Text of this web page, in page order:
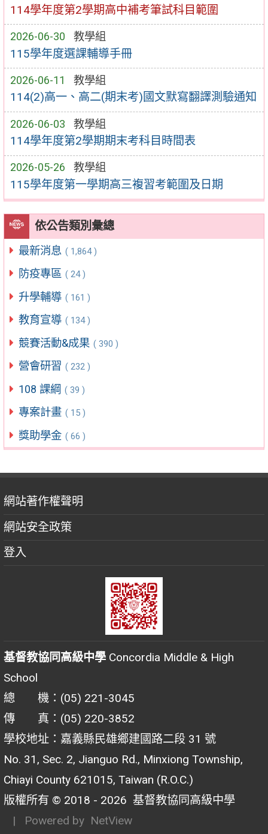
114學年度第2學期高中補考筆試科目範圍
2026-06-30 教學組
115學年度選課輔導手冊
2026-06-11 教學組
114(2)高一、高二(期末考)國文默寫翻譯測驗通知
2026-06-03 教學組
114學年度第2學期期末考科目時間表
2026-05-26 教學組
115學年度第一學期高三複習考範圍及日期
依公告類別彙總
最新消息 ( 1,864 )
防疫專區 ( 24 )
升學輔導 ( 161 )
教育宣導 ( 134 )
競賽活動&成果 ( 390 )
營會研習 ( 232 )
108 課綱 ( 39 )
專案計畫 ( 15 )
獎助學金 ( 66 )
網站著作權聲明
網站安全政策
登入
基督教協同高級中學 Concordia Middle & High
School
總 機：(05) 221-3045
傳 真：(05) 220-3852
學校地址：嘉義縣民雄鄉建國路二段 31 號
No. 31, Sec. 2, Jianguo Rd., Minxiong Township,
Chiayi County 621015, Taiwan (R.O.C.)
版權所有 © 2018 - 2026 基督教協同高級中學
| Powered by NetView